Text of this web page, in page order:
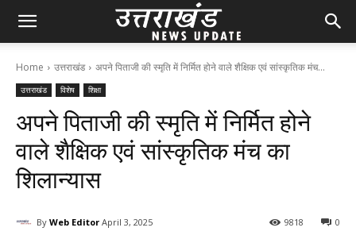
Home उत्तराखंड अपने पिताजी की स्मृति में निर्मित होने वाले शैक्षिक एवं सांस्कृतिक मंच...
उत्तराखंड विशेष शिक्षा
अपने पिताजी की स्मृति में निर्मित होने
वाले शैक्षिक एवं सांस्कृतिक मंच का
शिलान्यास
By Web Editor April 3, 2025 0
9818